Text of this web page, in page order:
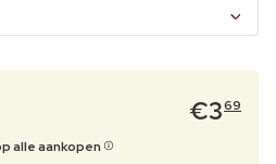
€369
alle aankopen